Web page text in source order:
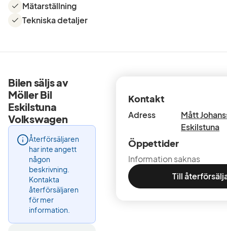
Mätarställning
Tekniska detaljer
Bilen säljs av
Möller Bil
Eskilstuna
Volkswagen
Återförsäljaren
har inte angett
någon
beskrivning.
Kontakta
återförsäljaren
för mer
information.
Kontakt
Adress
Mått
Eskilstuna
Öppettider
Information saknas
Till